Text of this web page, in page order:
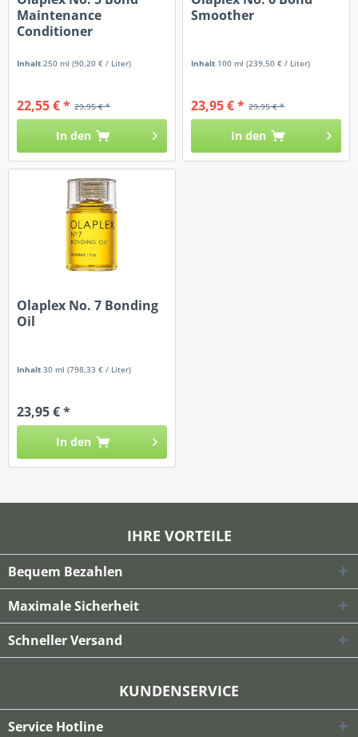
Maintenance
Conditioner
Inhalt250 ml(90,20 € / Liter)
29,95 € *
22,55 € *
In den
Smoother
Inhalt 100 ml(239,50 € / Liter)
29,95 € *
23,95 € *
In den
Olaplex No. 7 Bonding
Oil
Inhalt30 ml(798,33 € / Liter)
23,95 € *
In den
IHRE VORTEILE
Bequem Bezahlen
Maximale Sicherheit
Schneller Versand
KUNDENSERVICE
Service Hotline